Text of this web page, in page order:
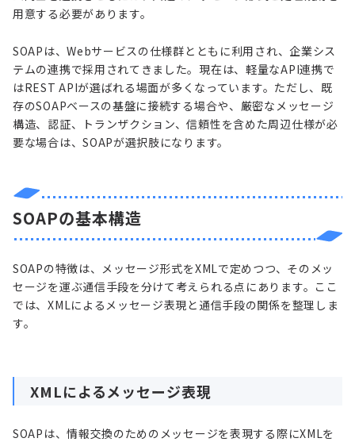
用意する必要があります。
SOAPは、Webサービスの仕様群とともに利用され、企業シス
テムの連携で採用されてきました。現在は、軽量なAPI連携で
はREST APIが選ばれる場面が多くなっています。ただし、既
存のSOAPベースの基盤に接続する場合や、厳密なメッセージ
構造、認証、トランザクション、信頼性を含めた周辺仕様が必
要な場合は、SOAPが選択肢になります。
SOAPの基本構造
SOAPの特徴は、メッセージ形式をXMLで定めつつ、そのメッ
セージを運ぶ通信手段を分けて考えられる点にあります。ここ
では、XMLによるメッセージ表現と通信手段の関係を整理しま
す。
XMLによるメッセージ表現
SOAPは、情報交換のためのメッセージを表現する際にXMLを